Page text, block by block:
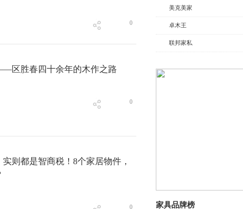
0
区胜春四十余年的木作之路
0
则都是智商税！8个家居物件，
0
美克美家
卓木王
联邦家私
家具品牌榜